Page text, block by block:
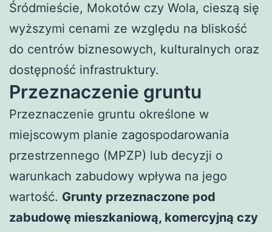
Śródmieście, Mokotów czy Wola, cieszą się
wyższymi cenami ze względu na bliskość
do centrów biznesowych, kulturalnych oraz
dostępność infrastruktury.
Przeznaczenie gruntu
Przeznaczenie gruntu określone w
miejscowym planie zagospodarowania
przestrzennego (MPZP) lub decyzji o
warunkach zabudowy wpływa na jego
wartość. Grunty przeznaczone pod
zabudowę mieszkaniową, komercyjną czy